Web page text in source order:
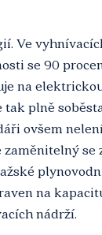
Ve
se 90
na
plně
ovšem
se
na
nádrží.